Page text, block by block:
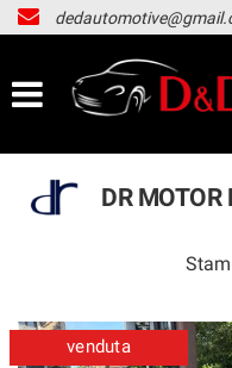
HOME
LISTA VEICOLI
ACQUISTIAMO USATO
DR MOTOR
venduta